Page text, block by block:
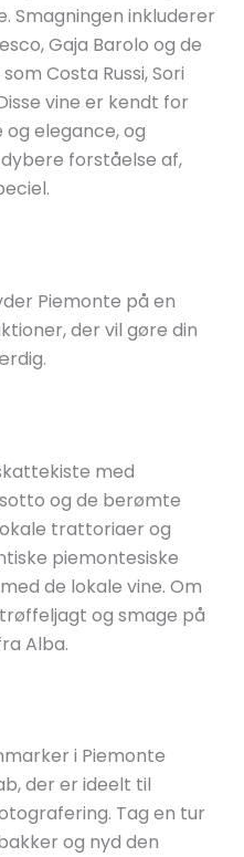
Smagningen inkluderer
Gaja Barolo og de
Costa Russi, Sori
vine er kendt for
elegance, og
forståelse af,
Piemonte på en
der vil gøre din
med
og de berømte
trattoriaer og
piemontesiske
de lokale vine. Om
og smage på
Alba.
i Piemonte
der er ideelt til
Tag en tur
og nyd den